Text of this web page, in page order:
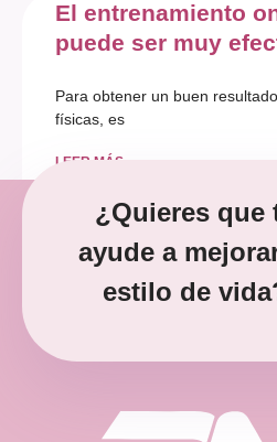
El entrenamiento
puede ser muy
Para obtener un buen
físicas, es
LEER MÁS »
diciembre 12, 2022 No hay
¿Quieres que
ayude a
estilo de